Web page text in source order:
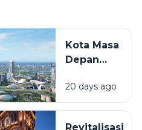
Kota Masa
Depan
Seperti
Apa?
20 days ago
Revitalisasi